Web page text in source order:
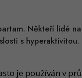
Někteří lidé
s hyperaktivitou.
je používán v